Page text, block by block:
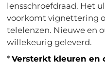
lensschroefdraad. Het
voorkomt vignettering
telelenzen. Nieuwe en
willekeurig geleverd.
*Versterkt kleuren en